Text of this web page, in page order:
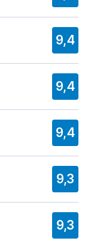
9,4
9,4
9,4
9,3
9,3